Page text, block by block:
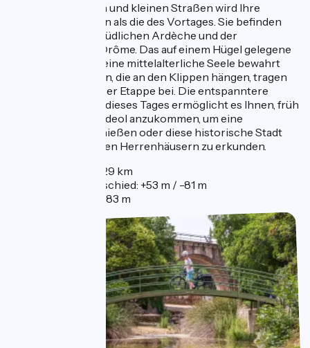
Auf grünen Wegen und kleinen Straßen wird Ihre
Strecke kürzer sein als die des Vortages. Sie befinden
sich am Rand der südlichen Ardèche und der
provenzalischen Drôme. Das auf einem Hügel gelegene
Dorf Viviers, das seine mittelalterliche Seele bewahrt
hat, und alte Burgen, die an den Klippen hängen, tragen
zur Schönheit dieser Etappe bei. Die entspanntere
Kilometerleistung dieses Tages ermöglicht es Ihnen, früh
in Bourg-Saint-Andeol anzukommen, um eine
Verkostung zu genießen oder diese historische Stadt
mit ihren berühmten Herrenhäusern zu erkunden.
Entfernung: 29 km
Höhenunterschied: +53 m / -81 m
Höhe: 50 m / 83 m